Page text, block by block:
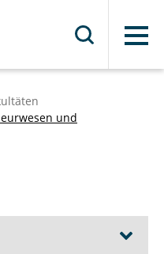
Menü
und